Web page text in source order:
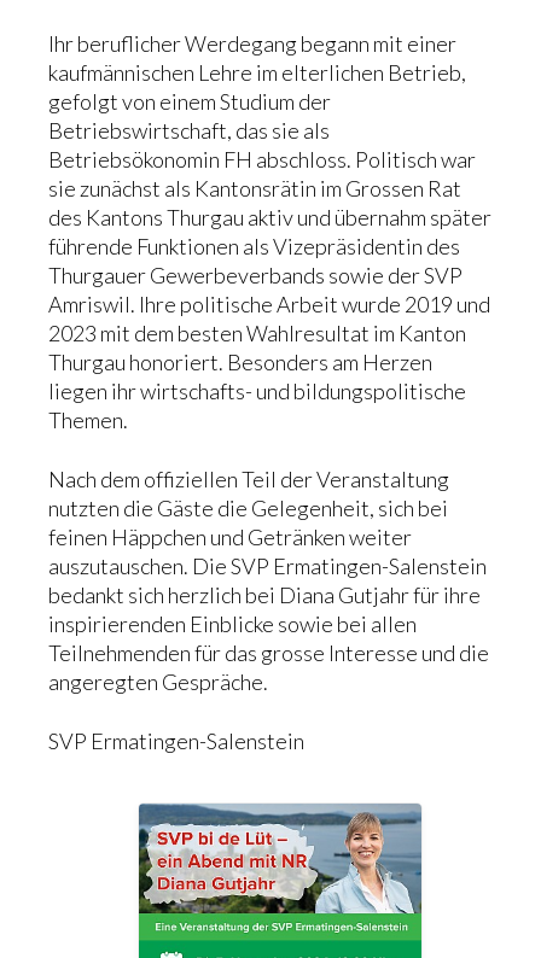
Ihr beruflicher Werdegang begann mit einer
kaufmännischen Lehre im elterlichen Betrieb,
gefolgt von einem Studium der
Betriebswirtschaft, das sie als
Betriebsökonomin FH abschloss. Politisch war
sie zunächst als Kantonsrätin im Grossen Rat
des Kantons Thurgau aktiv und übernahm später
führende Funktionen als Vizepräsidentin des
Thurgauer Gewerbeverbands sowie der SVP
Amriswil. Ihre politische Arbeit wurde 2019 und
2023 mit dem besten Wahlresultat im Kanton
Thurgau honoriert. Besonders am Herzen
liegen ihr wirtschafts- und bildungspolitische
Themen.
Nach dem offiziellen Teil der Veranstaltung
nutzten die Gäste die Gelegenheit, sich bei
feinen Häppchen und Getränken weiter
auszutauschen. Die SVP Ermatingen-Salenstein
bedankt sich herzlich bei Diana Gutjahr für ihre
inspirierenden Einblicke sowie bei allen
Teilnehmenden für das grosse Interesse und die
angeregten Gespräche.
SVP Ermatingen-Salenstein